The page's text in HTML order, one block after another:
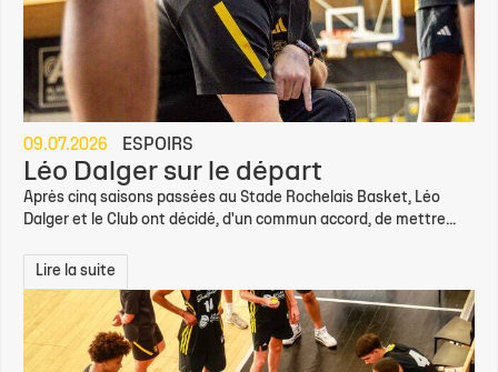
09.07.2026 ESPOIRS
Léo Dalger sur le départ
Après cinq saisons passées au Stade Rochelais Basket, Léo
Dalger et le Club ont décidé, d'un commun accord, de mettre...
Lire la suite